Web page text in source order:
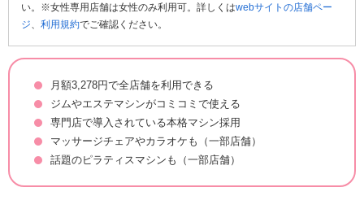
い。※女性専用店舗は女性のみ利用可。詳しくはwebサイトの店舗ペー
ジ
利用規約でご確認ください。
月額3,278円で全店舗を利用できる
ジムやエステマシンがコミコミで使える
専門店で導入されている本格マシン採用
マッサージチェアやカラオケも（一部店舗）
話題のピラティスマシンも（一部店舗）